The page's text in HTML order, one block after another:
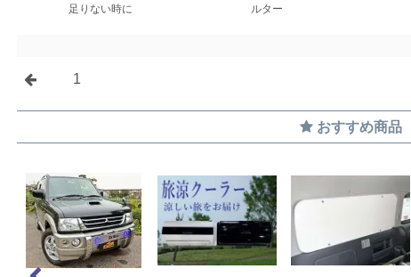
足りない時に
ルター
1
おすすめ商品